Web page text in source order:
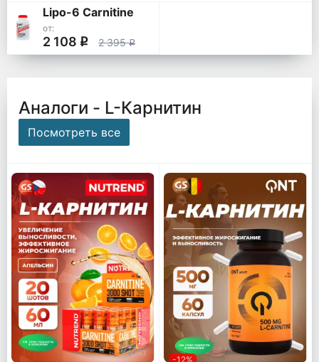
Lipo-6 Carnitine
от:
2 108 q 2 395q
Аналоги - L-Карнитин
Посмотреть все
-12%